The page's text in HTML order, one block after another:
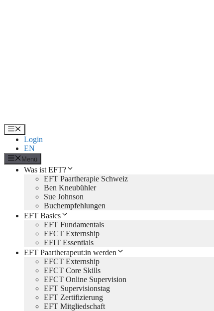
Menü
Login
EN
Menü
Was ist EFT?
EFT Paartherapie Schweiz
Ben Kneubühler
Sue Johnson
Buchempfehlungen
EFT Basics
EFT Fundamentals
EFCT Externship
EFIT Essentials
EFT Paartherapeut:in werden
EFCT Externship
EFCT Core Skills
EFCT Online Supervision
EFT Supervisionstag
EFT Zertifizierung
EFT Mitgliedschaft